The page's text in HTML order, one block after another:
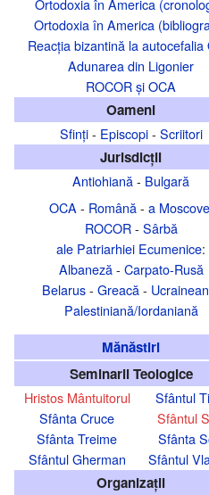
Ortodoxia în America
Ortodoxia în America
Reacția bizantină la autocefalia
Adunarea din Ligonier
ROCOR şi OCA
Oameni
Sfinţi- Episcopi- Scriitori
Jurisdicţii
Antiohiană- Bulgară
OCA - Română- a
ROCOR- Sârbă
ale Patriarhiei Ecumenice:
Albaneză- Carpato-Rusă
Belarus- Greacă-
Palestiniană/Iordaniană
Mănăstiri
Seminarii Teologice
Hristos Mântuitorul
Sfânta Cruce
Sfânta Treime
Sfântul Gherman
Sfântul
Sfântul
Sfânta
Sfântul
Organizaţii